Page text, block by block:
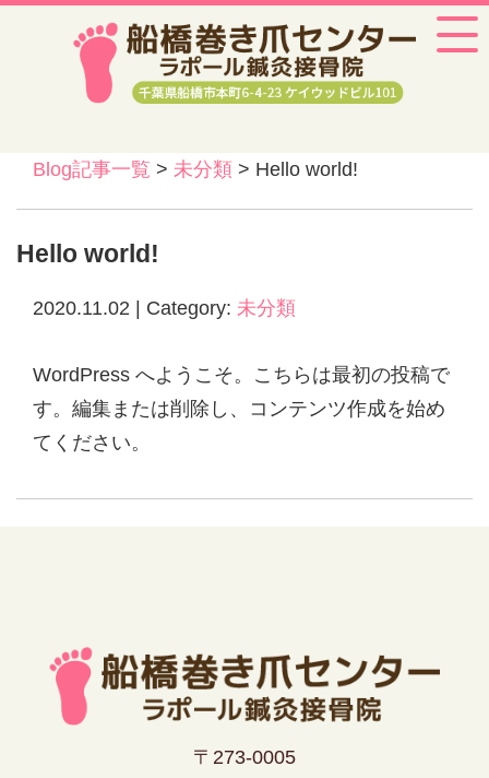
Blog記事一覧 > 未分類 > Hello world!
Hello world!
2020.11.02 | Category: 未分類
WordPress へようこそ。こちらは最初の投稿で
す。編集または削除し、コンテンツ作成を始め
てください。
〒273-0005